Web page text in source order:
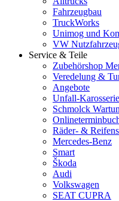
Fahrzeugbau
TruckWorks
Unimog und
VW
Service & Teile
Zubehörshop
Veredelung &
Angebote
Unfall-
Schmolck
Räder- &
Mercedes-Benz
Smart
Škoda
Audi
Volkswagen
SEAT CUPRA